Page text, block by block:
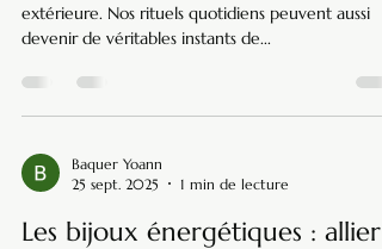
extérieure. Nos rituels quotidiens peuvent aussi
devenir de véritables instants de...
Baquer Yoann
25 sept. 2025
1 min de lecture
Les bijoux énergétiques : allier